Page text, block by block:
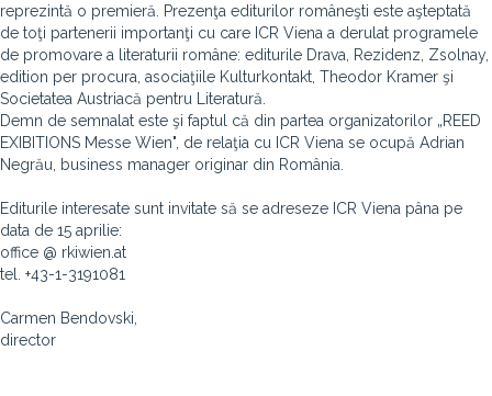
reprezintă o premieră. Prezenţa editurilor româneşti este aşteptată
de toţi partenerii importanţi cu care ICR Viena a derulat programele
de promovare a literaturii române: editurile Drava, Rezidenz, Zsolnay,
edition per procura, asociaţiile Kulturkontakt, Theodor Kramer şi
Societatea Austriacă pentru Literatură.
Demn de semnalat este şi faptul că din partea organizatorilor „REED
EXIBITIONS Messe Wien", de relaţia cu ICR Viena se ocupă Adrian
Negrău, business manager originar din România.
Editurile interesate sunt invitate să se adreseze ICR Viena pâna pe
data de 15 aprilie:
office @ rkiwien.at
tel. +43-1-3191081
Carmen Bendovski,
director